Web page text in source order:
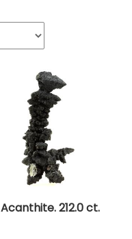
Acanthite. 212.0 ct.